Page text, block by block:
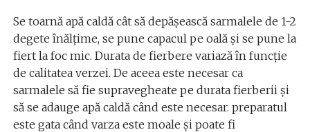
Se toarnă apă caldă cât să depășească sarmalele de 1-2
degete înălțime, se pune capacul pe oală și se pune la
fiert la foc mic. Durata de fierbere variază în funcție
de calitatea verzei. De aceea este necesar ca
sarmalele să fie supravegheate pe durata fierberii și
să se adauge apă caldă când este necesar. preparatul
este gata când varza este moale și poate fi